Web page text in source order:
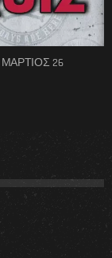
ΜΑΡΤΙΟΣ 26